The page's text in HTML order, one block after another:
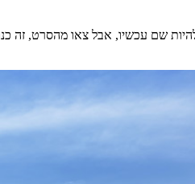
להיות שם עכשיו, אבל צאו מהסרט, זה